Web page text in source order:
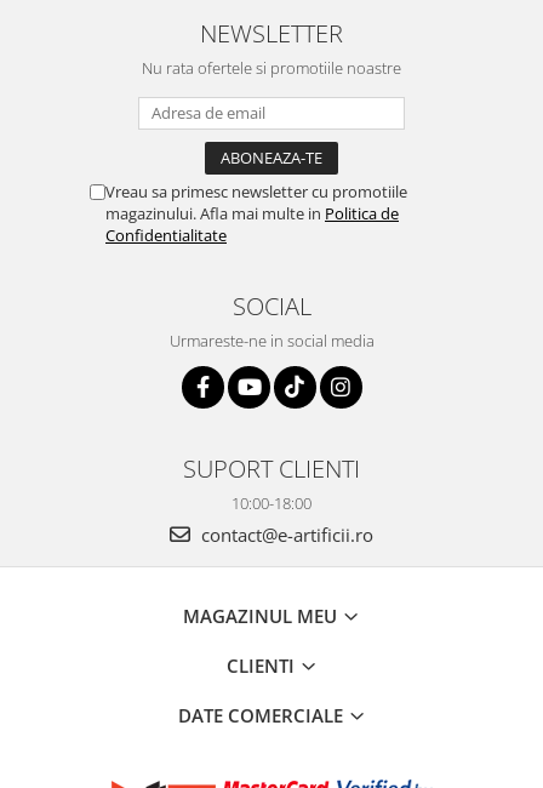
NEWSLETTER
Nu rata ofertele si promotiile noastre
Vreau sa primesc newsletter cu promotiile
magazinului. Afla mai multe in Politica de
Confidentialitate
SOCIAL
Urmareste-ne in social media
SUPORT CLIENTI
10:00-18:00
contact@e-artificii.ro
MAGAZINUL MEU
CLIENTI
DATE COMERCIALE